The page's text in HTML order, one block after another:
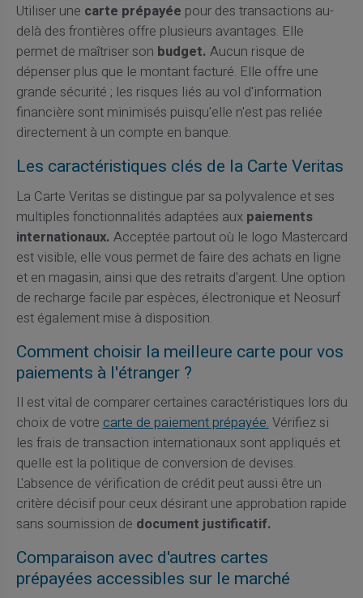
Utiliser une carte prépayée pour des transactions au-
delà des frontières offre plusieurs avantages. Elle
permet de maîtriser son budget. Aucun risque de
dépenser plus que le montant facturé. Elle offre une
grande sécurité ; les risques liés au vol d'information
financière sont minimisés puisqu'elle n'est pas reliée
directement à un compte en banque.
Les caractéristiques clés de la Carte Veritas
La Carte Veritas se distingue par sa polyvalence et ses
multiples fonctionnalités adaptées aux paiements
internationaux. Acceptée partout où le logo Mastercard
est visible, elle vous permet de faire des achats en ligne
et en magasin, ainsi que des retraits d'argent. Une option
de recharge facile par espèces, électronique et Neosurf
est également mise à disposition.
Comment choisir la meilleure carte pour vos
paiements à l'étranger ?
Il est vital de comparer certaines caractéristiques lors du
choix de votrecarte de paiement prépayée.Vérifiez si
les frais de transaction internationaux sont appliqués et
quelle est la politique de conversion de devises.
L'absence de vérification de crédit peut aussi être un
critère décisif pour ceux désirant une approbation rapide
sans soumission de document justificatif.
Comparaison avec d'autres cartes
prépayées accessibles sur le marché